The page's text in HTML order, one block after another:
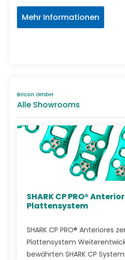
Mehr Informationen
Bricon GmbH
Alle Showrooms
SHARK CP PRO®
Plattensystem
SHARK CP PRO® Anteriores
Plattensystem
bewährten SHARK CP